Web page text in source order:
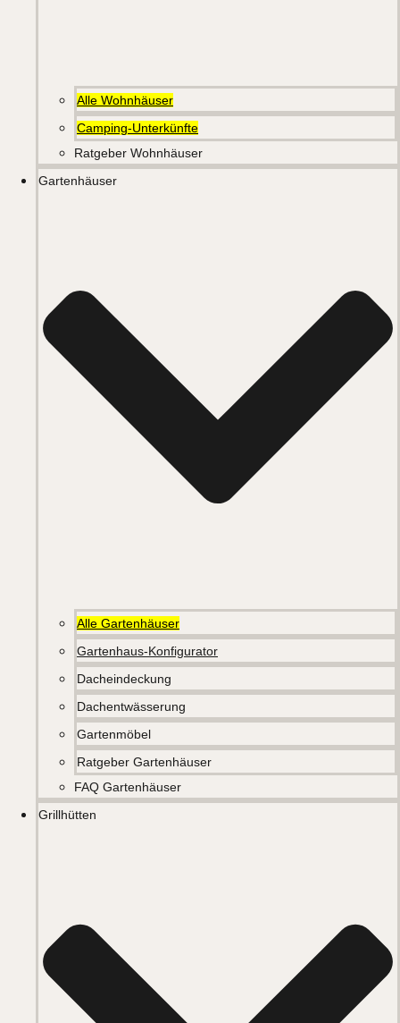
Alle Wohnhäuser
Camping-Unterkünfte
Ratgeber Wohnhäuser
Gartenhäuser
Alle Gartenhäuser
Gartenhaus-Konfigurator
Dacheindeckung
Dachentwässerung
Gartenmöbel
Ratgeber Gartenhäuser
FAQ Gartenhäuser
Grillhütten